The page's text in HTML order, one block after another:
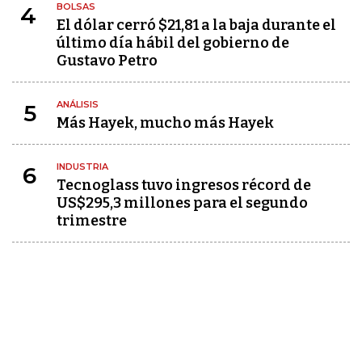
4 BOLSAS
El dólar cerró $21,81 a la baja durante el
último día hábil del gobierno de
Gustavo Petro
5 ANÁLISIS
Más Hayek, mucho más Hayek
6 INDUSTRIA
Tecnoglass tuvo ingresos récord de
US$295,3 millones para el segundo
trimestre